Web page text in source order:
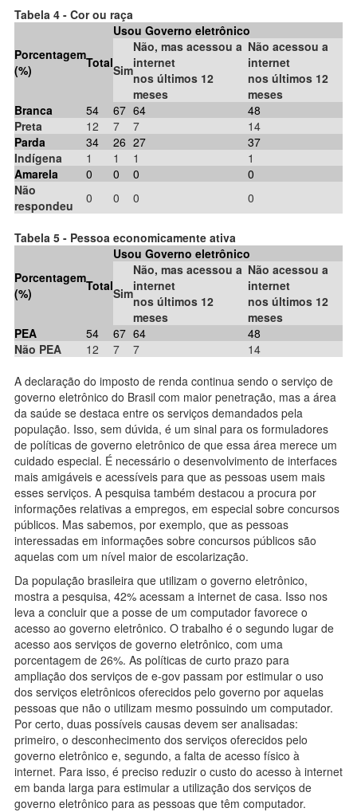
Tabela 4 - Cor ou raça
Porcentagem
(%)
Total
Usou Governo eletrônico
Sim
Não, mas acessou a
internet
nos últimos 12
meses
Não acessou a
internet
nos últimos 12
meses
Branca
54 67 64
48
Preta
12 7 7
14
Parda
34 26 27
37
Indígena
1 1 1
1
Amarela
0 0 0
0
Não
respondeu
0 0 0 0
Tabela 5 - Pessoa economicamente ativa
Porcentagem
(%)
Total
Usou Governo eletrônico
Sim
Não, mas acessou a
internet
nos últimos 12
meses
Não acessou a
internet
nos últimos 12
meses
PEA
54 67 64
48
Não PEA
12 7 7
14
A declaração do imposto de renda continua sendo o serviço de
governo eletrônico do Brasil com maior penetração, mas a área
da saúde se destaca entre os serviços demandados pela
população. Isso, sem dúvida, é um sinal para os formuladores
de políticas de governo eletrônico de que essa área merece um
cuidado especial. É necessário o desenvolvimento de interfaces
mais amigáveis e acessíveis para que as pessoas usem mais
esses serviços. A pesquisa também destacou a procura por
informações relativas a empregos, em especial sobre concursos
públicos. Mas sabemos, por exemplo, que as pessoas
interessadas em informações sobre concursos públicos são
aquelas com um nível maior de escolarização.
Da população brasileira que utilizam o governo eletrônico,
mostra a pesquisa, 42% acessam a internet de casa. Isso nos
leva a concluir que a posse de um computador favorece o
acesso ao governo eletrônico. O trabalho é o segundo lugar de
acesso aos serviços de governo eletrônico, com uma
porcentagem de 26%. As políticas de curto prazo para
ampliação dos serviços de e-gov passam por estimular o uso
dos serviços eletrônicos oferecidos pelo governo por aquelas
pessoas que não o utilizam mesmo possuindo um computador.
Por certo, duas possíveis causas devem ser analisadas:
primeiro, o desconhecimento dos serviços oferecidos pelo
governo eletrônico e, segundo, a falta de acesso físico à
internet. Para isso, é preciso reduzir o custo do acesso à internet
em banda larga para estimular a utilização dos serviços de
governo eletrônico para as pessoas que têm computador.